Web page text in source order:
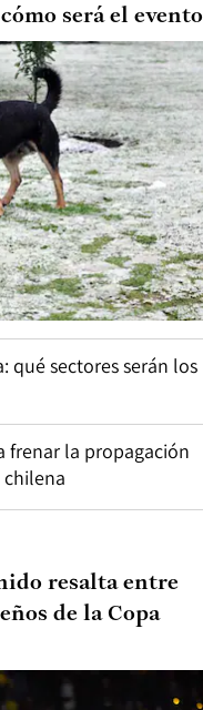
será el evento
qué sectores serán los
frenar la propagación
chilena
resalta entre
de la Copa